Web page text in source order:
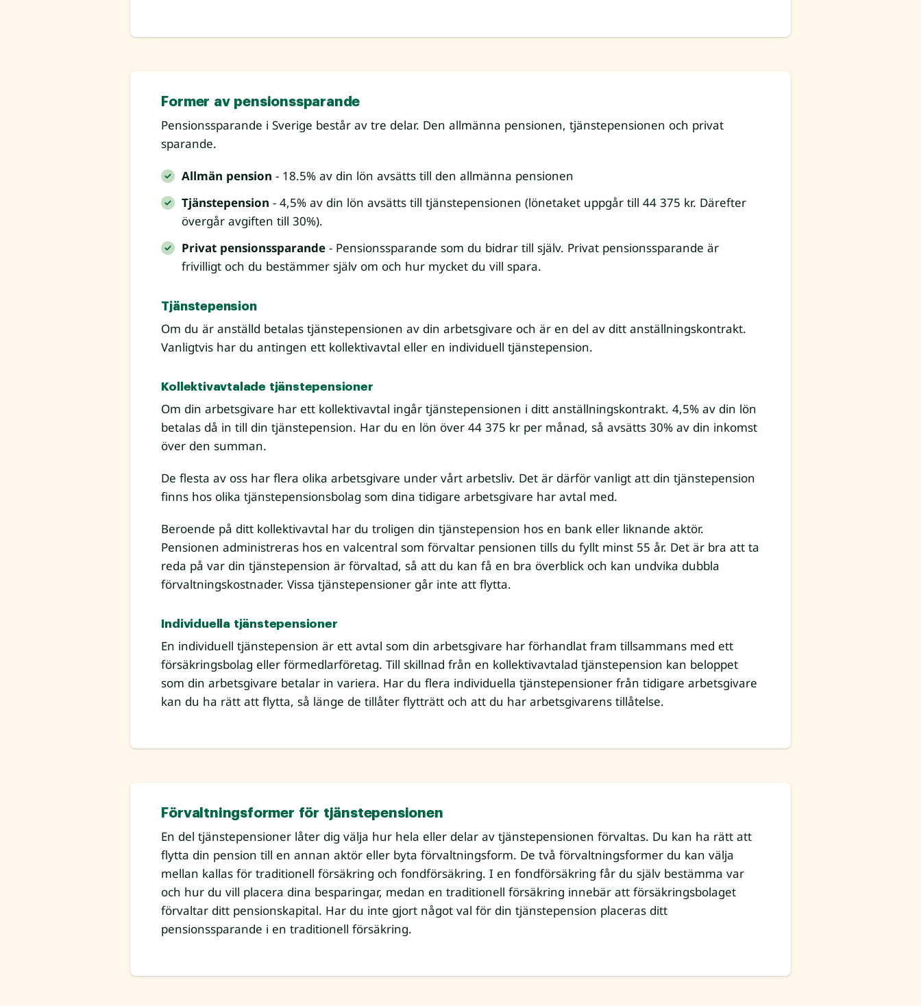
Former av pensionssparande
Pensionssparande i Sverige består av tre delar. Den allmänna pensionen, tjänstepensionen och privat
sparande.
Allmän pension - 18.5% av din lön avsätts till den allmänna pensionen
Tjänstepension - 4,5% av din lön avsätts till tjänstepensionen (lönetaket uppgår till 44 375 kr. Därefter
övergår avgiften till 30%).
Privat pensionssparande - Pensionssparande som du bidrar till själv. Privat pensionssparande är
frivilligt och du bestämmer själv om och hur mycket du vill spara.
Tjänstepension
Om du är anställd betalas tjänstepensionen av din arbetsgivare och är en del av ditt anställningskontrakt.
Vanligtvis har du antingen ett kollektivavtal eller en individuell tjänstepension.
Kollektivavtalade tjänstepensioner
Om din arbetsgivare har ett kollektivavtal ingår tjänstepensionen i ditt anställningskontrakt. 4,5% av din lön
betalas då in till din tjänstepension. Har du en lön över 44 375 kr per månad, så avsätts 30% av din inkomst
över den summan.
De flesta av oss har flera olika arbetsgivare under vårt arbetsliv. Det är därför vanligt att din tjänstepension
finns hos olika tjänstepensionsbolag som dina tidigare arbetsgivare har avtal med.
Beroende på ditt kollektivavtal har du troligen din tjänstepension hos en bank eller liknande aktör.
Pensionen administreras hos en valcentral som förvaltar pensionen tills du fyllt minst 55 år. Det är bra att ta
reda på var din tjänstepension är förvaltad, så att du kan få en bra överblick och kan undvika dubbla
förvaltningskostnader. Vissa tjänstepensioner går inte att flytta.
Individuella tjänstepensioner
En individuell tjänstepension är ett avtal som din arbetsgivare har förhandlat fram tillsammans med ett
försäkringsbolag eller förmedlarföretag. Till skillnad från en kollektivavtalad tjänstepension kan beloppet
som din arbetsgivare betalar in variera. Har du flera individuella tjänstepensioner från tidigare arbetsgivare
kan du ha rätt att flytta, så länge de tillåter flytträtt och att du har arbetsgivarens tillåtelse.
Förvaltningsformer för tjänstepensionen
En del tjänstepensioner låter dig välja hur hela eller delar av tjänstepensionen förvaltas. Du kan ha rätt att
flytta din pension till en annan aktör eller byta förvaltningsform. De två förvaltningsformer du kan välja
mellan kallas för traditionell försäkring och fondförsäkring. I en fondförsäkring får du själv bestämma var
och hur du vill placera dina besparingar, medan en traditionell försäkring innebär att försäkringsbolaget
förvaltar ditt pensionskapital. Har du inte gjort något val för din tjänstepension placeras ditt
pensionssparande i en traditionell försäkring.